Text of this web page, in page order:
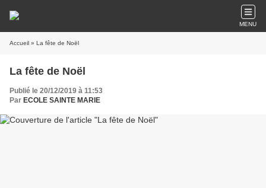
MENU
Accueil » La fête de Noël
La fête de Noël
Publié le 20/12/2019 à 11:53
Par ECOLE SAINTE MARIE